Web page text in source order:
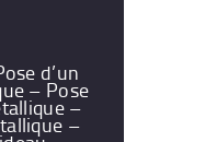
d’un
– Pose
–
–